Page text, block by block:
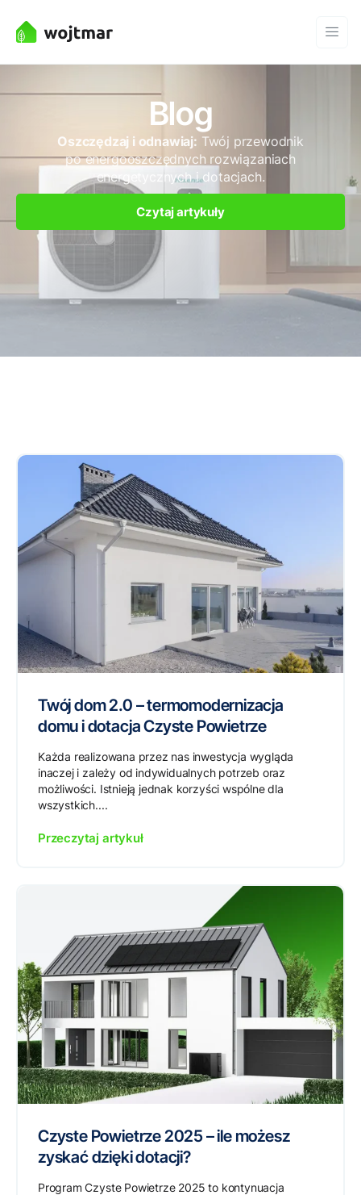
Blog
Oszczędzaj i odnawiaj: Twój przewodnik
po energooszczędnych rozwiązaniach
energetycznych i dotacjach.
Czytaj artykuły
Twój dom 2.0 – termomodernizacja
domu i dotacja Czyste Powietrze
Każda realizowana przez nas inwestycja wygląda
inaczej i zależy od indywidualnych potrzeb oraz
możliwości. Istnieją jednak korzyści wspólne dla
wszystkich....
Przeczytaj artykuł
Czyste Powietrze 2025 – ile możesz
zyskać dzięki dotacji?
Program Czyste Powietrze 2025 to kontynuacja